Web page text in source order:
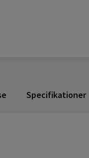
Specifikationer